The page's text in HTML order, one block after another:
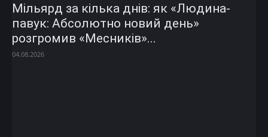
Мільярд за кілька днів: як «Людина-
павук: Абсолютно новий день»
розгромив «Месників»...
04.08.2026